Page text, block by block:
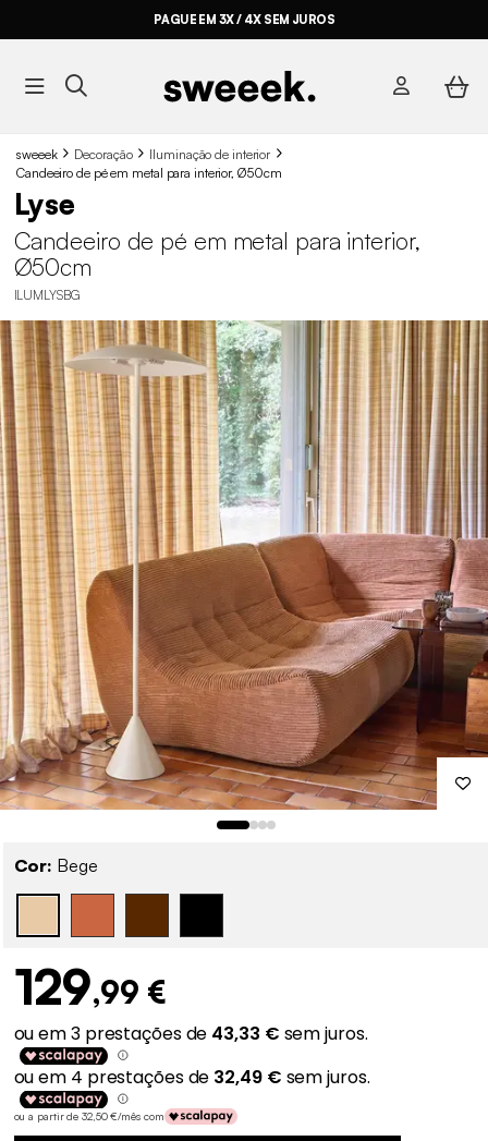
PAGUE EM 3X / 4X SEM JUROS
sweeek Decoração
Iluminação de interior
Candeeiro de pé em metal para interior, Ø50cm
Lyse
Candeeiro de pé em metal para interior,
Ø50cm
ILUMLYSBG
Cor: Bege
129,99 €
ou a partir de 32,50 €/mês com